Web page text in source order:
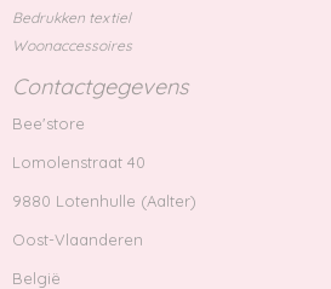
Bedrukken textiel
Woonaccessoires
Contactgegevens
Bee'store
Lomolenstraat 40
9880 Lotenhulle (Aalter)
Oost-Vlaanderen
België